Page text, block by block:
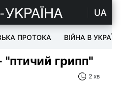
UA
ПРОТОКА ВІЙНА В УКРАЇНІ
грипп"
2 хв